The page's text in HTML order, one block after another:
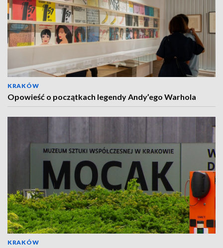
KRAKÓW
Opowieść o początkach legendy Andy’ego Warhola
KRAKÓW